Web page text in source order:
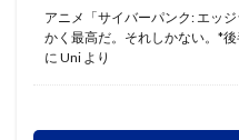
アニメ「サイバーパンク: エッ
かく最高だ。それしかない。*後
に Uni より